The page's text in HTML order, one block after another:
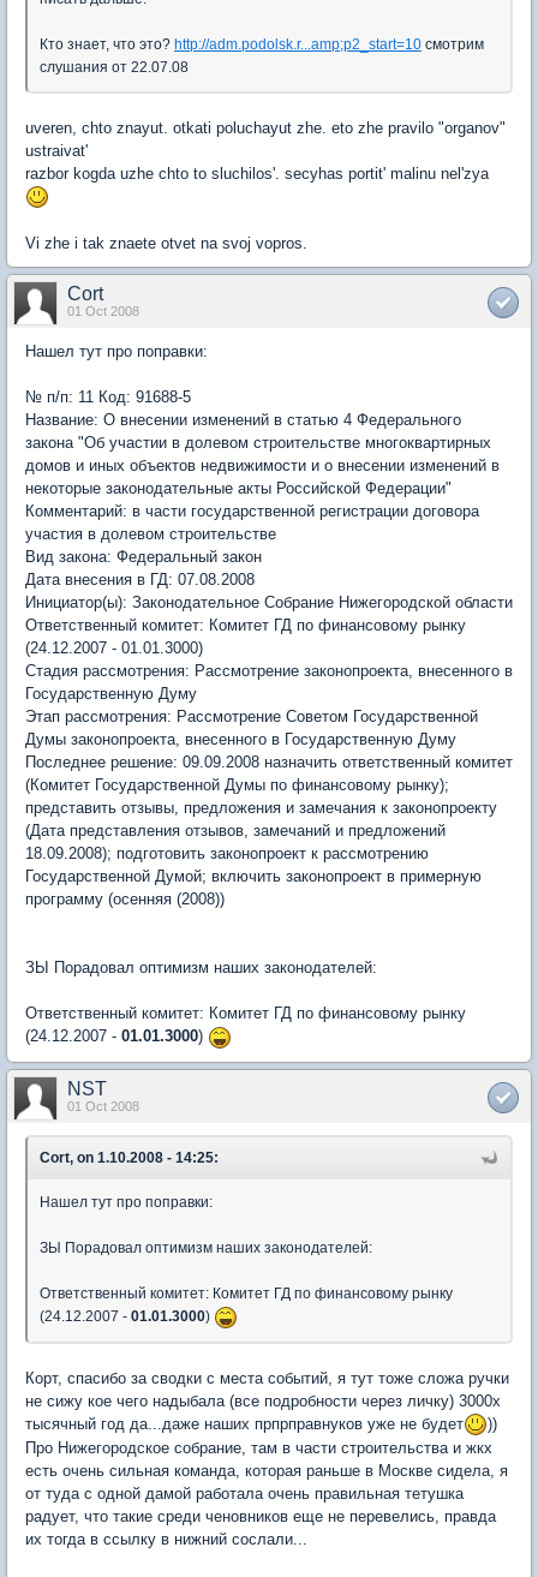
Кто знает, что это? http://adm.podolsk.r...amp;p2_start=10 смотрим
слушания от 22.07.08
uveren, chto znayut. otkati poluchayut zhe. eto zhe pravilo "organov"
ustraivat'
razbor kogda uzhe chto to sluchilos'. secyhas portit' malinu nel'zya
Vi zhe i tak znaete otvet na svoj vopros.
Cort
01 Oct 2008
Нашел тут про поправки:
№ п/п: 11 Код: 91688-5
Название: О внесении изменений в статью 4 Федерального
закона "Об участии в долевом строительстве многоквартирных
домов и иных объектов недвижимости и о внесении изменений в
некоторые законодательные акты Российской Федерации"
Комментарий: в части государственной регистрации договора
участия в долевом строительстве
Вид закона: Федеральный закон
Дата внесения в ГД: 07.08.2008
Инициатор(ы): Законодательное Собрание Нижегородской области
Ответственный комитет: Комитет ГД по финансовому рынку
(24.12.2007 - 01.01.3000)
Стадия рассмотрения: Рассмотрение законопроекта, внесенного в
Государственную Думу
Этап рассмотрения: Рассмотрение Советом Государственной
Думы законопроекта, внесенного в Государственную Думу
Последнее решение: 09.09.2008 назначить ответственный комитет
(Комитет Государственной Думы по финансовому рынку);
представить отзывы, предложения и замечания к законопроекту
(Дата представления отзывов, замечаний и предложений
18.09.2008); подготовить законопроект к рассмотрению
Государственной Думой; включить законопроект в примерную
программу (осенняя (2008))
ЗЫ Порадовал оптимизм наших законодателей:
Ответственный комитет: Комитет ГД по финансовому рынку
(24.12.2007 - 01.01.3000)
NST
01 Oct 2008
Cort, on 1.10.2008 - 14:25:
Нашел тут про поправки:
ЗЫ Порадовал оптимизм наших законодателей:
Ответственный комитет: Комитет ГД по финансовому рынку
(24.12.2007 - 01.01.3000)
Корт, спасибо за сводки с места событий, я тут тоже сложа ручки
не сижу кое чего надыбала (все подробности через личку) 3000х
тысячный год да...даже наших прпрправнуков уже не будет
))
Про Нижегородское собрание, там в части строительства и жкх
есть очень сильная команда, которая раньше в Москве сидела, я
от туда с одной дамой работала очень правильная тетушка
радует, что такие среди ченовников еще не перевелись, правда
их тогда в ссылку в нижний сослали...